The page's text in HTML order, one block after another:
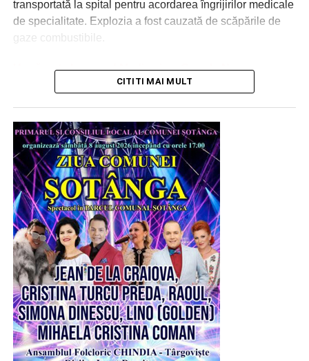
transportată la spital pentru acordarea îngrijirilor medicale
de specialitate. Explozia a fost cauzată de scăpările de
gaze combustibile.
Urmărește Incomod Media și pe Google News
CITITI MAI MULT